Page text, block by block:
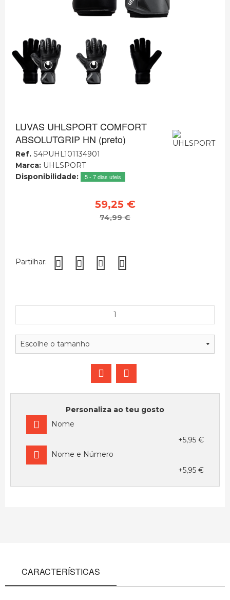
LUVAS UHLSPORT COMFORT
ABSOLUTGRIP HN (preto)
Ref. S4PUHL101134901
Marca: UHLSPORT
Disponibilidade:
5 - 7 dias uteis
59,25 €
74,99 €
Partilhar:
Personaliza ao teu gosto
Nome
+5,95 €
Nome e Número
+5,95 €
CARACTERÍSTICAS